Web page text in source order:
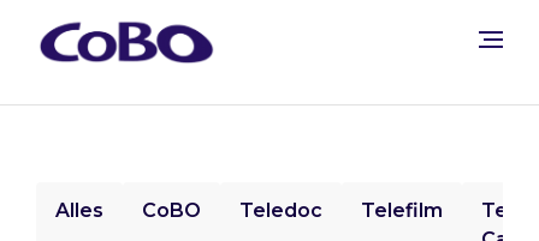
Alles CoBO Teledoc Telefilm